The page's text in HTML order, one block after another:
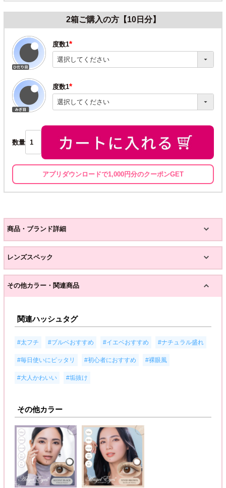
2箱ご購入の方【10日分】
度数1
(必
須)
度数1
(必
須)
数量
アプリダウンロードで1,000円分のクーポンGET
商品・ブランド詳細
レンズスペック
その他カラー・関連商品
関連ハッシュタグ
#太フチ #ブルベおすすめ #イエベおすすめ #ナチュラル盛れ
#毎日使いにピッタリ #初心者におすすめ #裸眼風
#大人かわいい #垢抜け
その他カラー